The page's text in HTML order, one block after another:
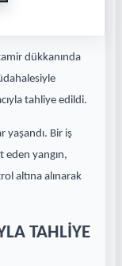
dükkanında
tahliye edildi.
yaşandı. Bir iş
eden yangın,
altına alınarak
TAHLİYE